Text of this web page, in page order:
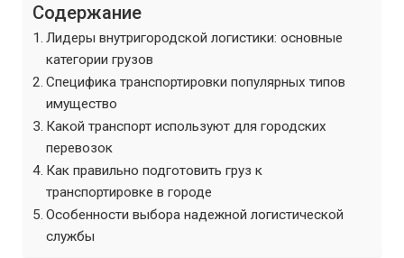
Содержание
Лидеры внутригородской логистики: основные
категории грузов
Специфика транспортировки популярных типов
имущество
Какой транспорт используют для городских
перевозок
Как правильно подготовить груз к
транспортировке в городе
Особенности выбора надежной логистической
службы